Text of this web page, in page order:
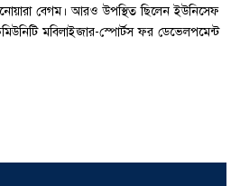
বেগম। আরও উপস্থিত ছিলেন ইউনিসেফ
মবিলাইজার-স্পোর্টস ফর ডেভেলপমেন্ট